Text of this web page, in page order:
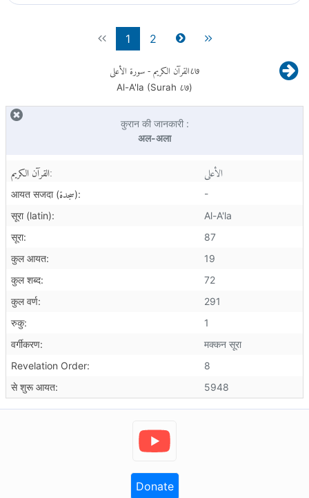
1 2
القرآن الكريم- سورة الأعلى ८७
Al-A'la (Surah ८७)
कुरान की जानकारी :
अल-अला
القرآن الكريم: الأعلى
आयत सजदा (سجدة):
-
सूरा (latin):
Al-A'la
सूरा:
87
कुल आयत:
19
कुल शब्द:
72
कुल वर्ण:
291
रुकु:
1
वर्गीकरण:
मक्कन सूरा
Revelation Order:
8
से शुरू आयत:
5948
Donate